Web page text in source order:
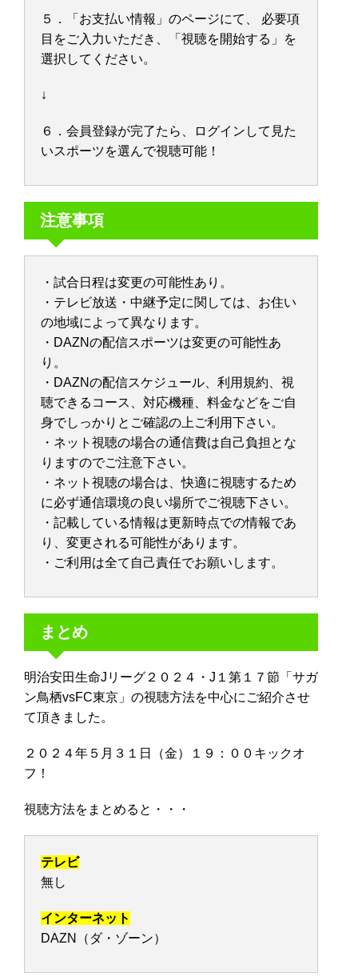
５．「お支払い情報」のページにて、 必要項
目をご入力いただき、「視聴を開始する」を
選択してください。
↓
６．会員登録が完了たら、ログインして見た
いスポーツを選んで視聴可能！
注意事項
・試合日程は変更の可能性あり。
・テレビ放送・中継予定に関しては、お住い
の地域によって異なります。
・DAZNの配信スポーツは変更の可能性あ
り。
・DAZNの配信スケジュール、利用規約、視
聴できるコース、対応機種、料金などをご自
身でしっかりとご確認の上ご利用下さい。
・ネット視聴の場合の通信費は自己負担とな
りますのでご注意下さい。
・ネット視聴の場合は、快適に視聴するため
に必ず通信環境の良い場所でご視聴下さい。
・記載している情報は更新時点での情報であ
り、変更される可能性があります。
・ご利用は全て自己責任でお願いします。
まとめ
明治安田生命Jリーグ２０２４・J１第１７節「サガ
ン鳥栖vsFC東京」の視聴方法を中心にご紹介させ
て頂きました。
２０２４年５月３１日（金）１９：００キックオ
フ！
視聴方法をまとめると・・・
テレビ
無し
インターネット
DAZN（ダ・ゾーン）